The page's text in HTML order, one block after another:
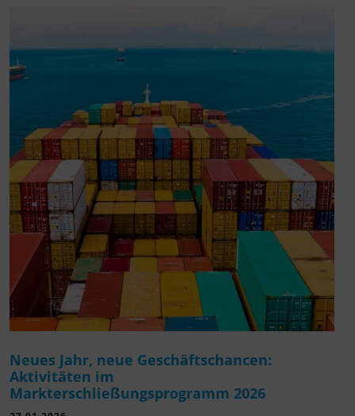
Neues Jahr, neue Geschäftschancen:
Aktivitäten im
Markterschließungsprogramm 2026